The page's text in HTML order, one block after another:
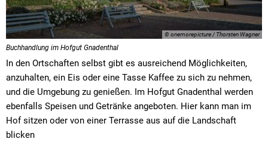
© onemorepicture / Thorsten Wagner
Buchhandlung im Hofgut Gnadenthal
In den Ortschaften selbst gibt es ausreichend Möglichkeiten,
anzuhalten, ein Eis oder eine Tasse Kaffee zu sich zu nehmen,
und die Umgebung zu genießen. Im Hofgut Gnadenthal werden
ebenfalls Speisen und Getränke angeboten. Hier kann man im
Hof sitzen oder von einer Terrasse aus auf die Landschaft
blicken